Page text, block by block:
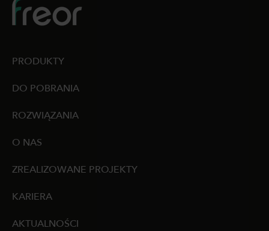
PRODUKTY
DO POBRANIA
ROZWIĄZANIA
O NAS
ZREALIZOWANE PROJEKTY
KARIERA
AKTUALNOŚCI